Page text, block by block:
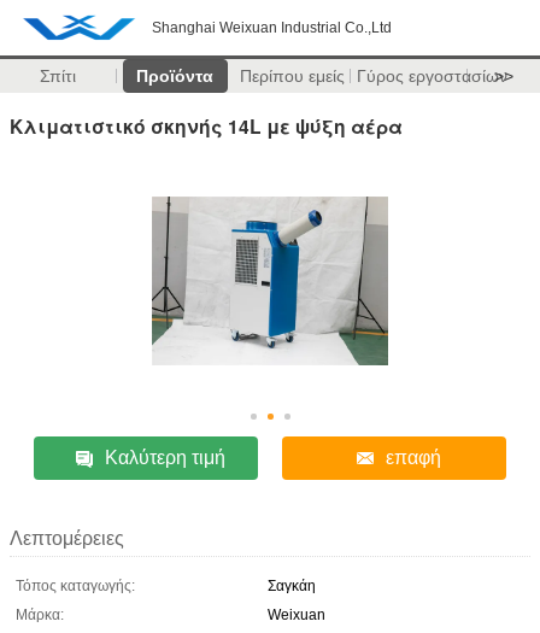
Shanghai Weixuan Industrial Co.,Ltd
Σπίτι Προϊόντα Περίπου εμείς Γύρος εργοστασίων
>>
Κλιματιστικό σκηνής 14L με ψύξη αέρα
Καλύτερη τιμή επαφή
Λεπτομέρειες
Τόπος καταγωγής:
Σαγκάη
Μάρκα:
Weixuan